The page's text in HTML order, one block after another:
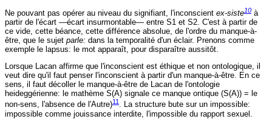
Ne pouvant pas opérer au niveau du signifiant, l'inconscient ex-siste10 à
partir de l'écart —écart insurmontable— entre S1 et S2. C'est à partir de
ce vide, cette béance, cette différence absolue, de l'ordre du manque-à-
être, que le sujet parle: dans la temporalité d'un éclair. Prenons comme
exemple le lapsus: le mot apparaît, pour disparaître aussitôt.
Lorsque Lacan affirme que l'inconscient est éthique et non ontologique, il
veut dire qu'il faut penser l'inconscient à partir d'un manque-à-être. En ce
sens, il faut décoller le manque-à-être de Lacan de l'ontologie
heideggérienne: le mathème S(A) signale ce manque ontique (S(A)) = le
non-sens, l'absence de l'Autre)11. La structure bute sur un impossible:
impossible comme jouissance interdite, l'impossible du rapport sexuel.